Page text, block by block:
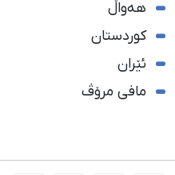
هەواڵ
کوردستان
ئێران
مافی مرۆڤ